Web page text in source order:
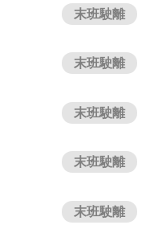
末班駛離
末班駛離
末班駛離
末班駛離
末班駛離